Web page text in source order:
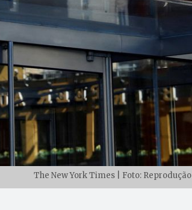
The New York Times | Foto: Reprodução